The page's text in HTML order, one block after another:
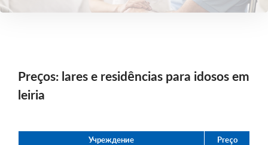
Preços: lares e residências para idosos em
leiria
Учреждение
Preço